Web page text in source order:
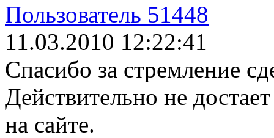
Пользователь 51448
11.03.2010 12:22:41
Спасибо за стремление
Действительно не
на сайте.